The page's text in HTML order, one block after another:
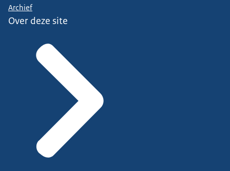
Archief
Over deze site